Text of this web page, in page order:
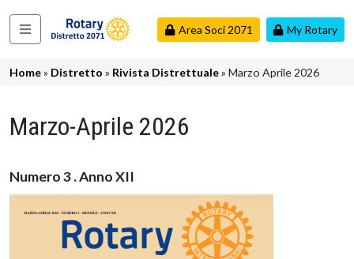
Area Soci 2071 My Rotary
Navigazione principale
Briciole di pane
Home Distretto Rivista Distrettuale Marzo Aprile 2026
Marzo-Aprile 2026
Numero 3 . Anno XII